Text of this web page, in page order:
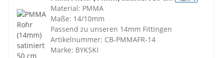
Material: PMMA
Maße: 14/10mm
Passend zu unseren 14mm Fittingen
Artikelnummer: CB-PMMAFR-14
Marke: BYKSKI